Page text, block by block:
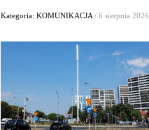
Kategoria: KOMUNIKACJA / 6 sierpnia 2026